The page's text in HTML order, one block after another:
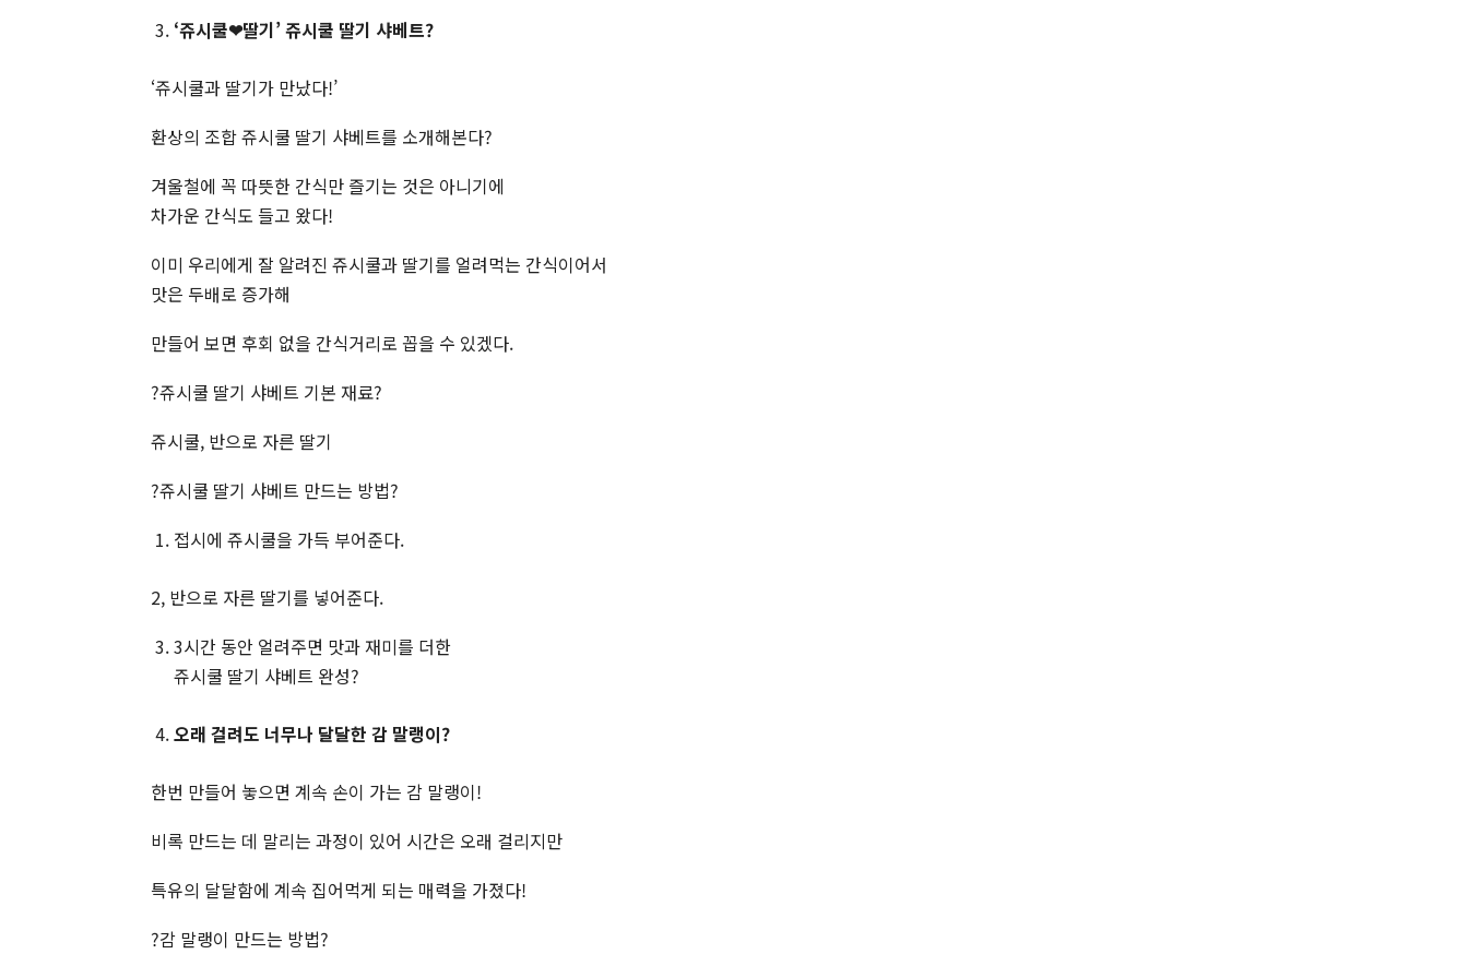
‘쥬시쿨❤딸기’ 쥬시쿨 딸기 샤베트?
‘쥬시쿨과 딸기가 만났다!’
환상의 조합 쥬시쿨 딸기 샤베트를 소개해본다?
겨울철에 꼭 따뜻한 간식만 즐기는 것은 아니기에
차가운 간식도 들고 왔다!
이미 우리에게 잘 알려진 쥬시쿨과 딸기를 얼려먹는 간식이어서
맛은 두배로 증가해
만들어 보면 후회 없을 간식거리로 꼽을 수 있겠다.
?쥬시쿨 딸기 샤베트 기본 재료?
쥬시쿨, 반으로 자른 딸기
?쥬시쿨 딸기 샤베트 만드는 방법?
접시에 쥬시쿨을 가득 부어준다.
2, 반으로 자른 딸기를 넣어준다.
3시간 동안 얼려주면 맛과 재미를 더한
쥬시쿨 딸기 샤베트 완성?
오래 걸려도 너무나 달달한 감 말랭이?
한번 만들어 놓으면 계속 손이 가는 감 말랭이!
비록 만드는 데 말리는 과정이 있어 시간은 오래 걸리지만
특유의 달달함에 계속 집어먹게 되는 매력을 가졌다!
?감 말랭이 만드는 방법?